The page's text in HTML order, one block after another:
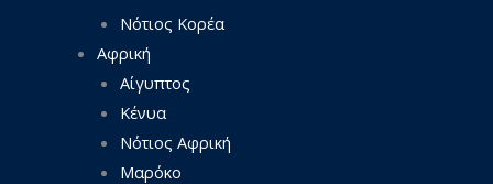
Νότιος Κορέα
Αφρική
Αίγυπτος
Κένυα
Νότιος Αφρική
Μαρόκο